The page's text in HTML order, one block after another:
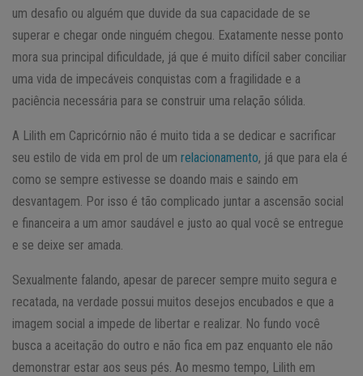
um desafio ou alguém que duvide da sua capacidade de se
superar e chegar onde ninguém chegou. Exatamente nesse ponto
mora sua principal dificuldade, já que é muito difícil saber conciliar
uma vida de impecáveis conquistas com a fragilidade e a
paciência necessária para se construir uma relação sólida.
A Lilith em Capricórnio não é muito tida a se dedicar e sacrificar
seu estilo de vida em prol de um relacionamento, já que para ela é
como se sempre estivesse se doando mais e saindo em
desvantagem. Por isso é tão complicado juntar a ascensão social
e financeira a um amor saudável e justo ao qual você se entregue
e se deixe ser amada.
Sexualmente falando, apesar de parecer sempre muito segura e
recatada, na verdade possui muitos desejos encubados e que a
imagem social a impede de libertar e realizar. No fundo você
busca a aceitação do outro e não fica em paz enquanto ele não
demonstrar estar aos seus pés. Ao mesmo tempo, Lilith em